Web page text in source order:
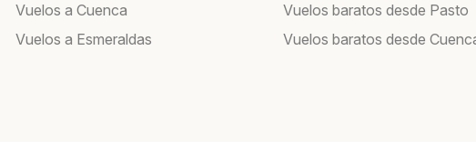
Vuelos a Cuenca
Vuelos a Esmeraldas
Vuelos baratos desde Pasto
Vuelos baratos desde